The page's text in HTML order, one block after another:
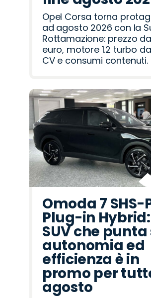
Opel Corsa torna
ad agosto 2026 con la
Rottamazione: prezzo da
euro, motore 1.2 turbo da
CV e consumi contenuti.
Omoda 7 SHS-
Plug-in
SUV che punta
autonomia ed
efficienza è in
promo per
agosto